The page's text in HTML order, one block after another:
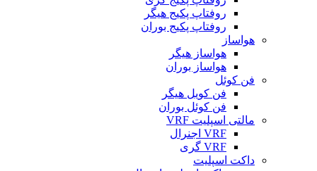
روفتاپ پکیج هیگر
روفتاپ پکیج بوران
هواساز
هواساز هیگر
هواساز بوران
فن کوئل
فن کویل هیگر
فن کوئل بوران
مالتی اسپلیت VRF
VRF اجنرال
VRF گری
داکت اسپلیت